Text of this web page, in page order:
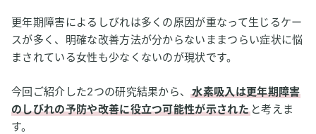
更年期障害によるしびれは多くの原因が重なって生じるケー
スが多く、明確な改善方法が分からないままつらい症状に悩
まされている女性も少なくないのが現状です。
今回ご紹介した2つの研究結果から、水素吸入は更年期障害
のしびれの予防や改善に役立つ可能性が示された と考えま
す。